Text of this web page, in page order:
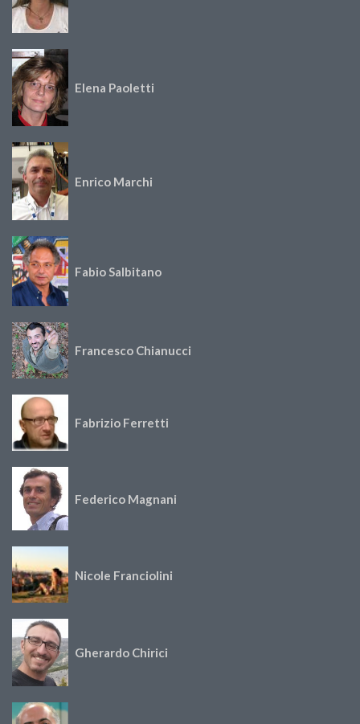
Elena Paoletti
Enrico Marchi
Fabio Salbitano
Francesco Chianucci
Fabrizio Ferretti
Federico Magnani
Nicole Franciolini
Gherardo Chirici